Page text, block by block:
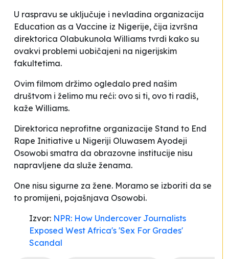
U raspravu se uključuje i nevladina organizacija
Education as a Vaccine iz Nigerije, čija izvršna
direktorica Olabukunola Williams tvrdi kako su
ovakvi problemi uobičajeni na nigerijskim
fakultetima.
Ovim filmom držimo ogledalo pred našim
društvom i želimo mu reći: ovo si ti, ovo ti radiš,
kaže Williams.
Direktorica neprofitne organizacije Stand to End
Rape Initiative u Nigeriji Oluwasem Ayodeji
Osowobi smatra da obrazovne institucije nisu
napravljene da služe ženama.
One nisu sigurne za žene. Moramo se izboriti da se
to promijeni, pojašnjava Osowobi.
Izvor: NPR: How Undercover Journalists
Exposed West Africa's 'Sex For Grades'
Scandal